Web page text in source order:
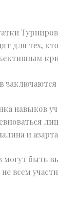
Турниров
для тех,
навыков
и
могут быть
всем